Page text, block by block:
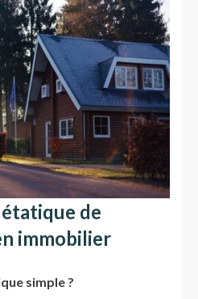
de
immobilier
simple ?